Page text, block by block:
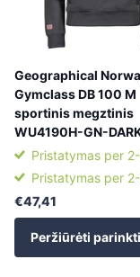
Geographical
Gymclass DB 100 M
sportinis megztinis
WU4190H-GN-
Pristatymas per
Pristatymas per
€47,41
Peržiūrėti